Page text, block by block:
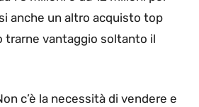
anche un altro acquisto top
trarne vantaggio soltanto il
c’è la necessità di vendere e